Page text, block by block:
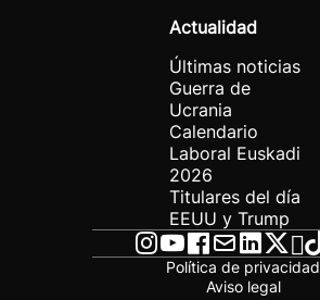
Actualidad
Últimas noticias
Guerra de
Ucrania
Calendario
Laboral Euskadi
2026
Titulares del día
EEUU y Trump
Política de privacidad
Aviso legal